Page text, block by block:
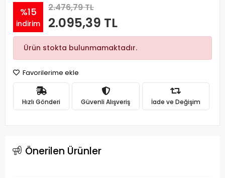
%15
indirim
2.476,79 TL
2.095,39 TL
Ürün stokta bulunmamaktadır.
Favorilerime ekle
Hızlı Gönderi Güvenli Alışveriş İade ve Değişim
Önerilen Ürünler